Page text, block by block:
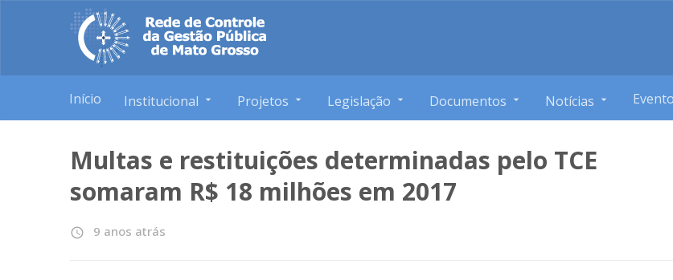
Início Institucional Projetos Legislação Documentos Notícias
Multas e restituições determinadas pelo TCE
somaram R$ 18 milhões em 2017
access_time 9 anos atrás